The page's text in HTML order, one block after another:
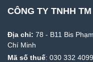
CÔNG TY TNHH
Địa chỉ: 78 - B11 Bis
Chí Minh
Mã số thuế: 030 332 4099